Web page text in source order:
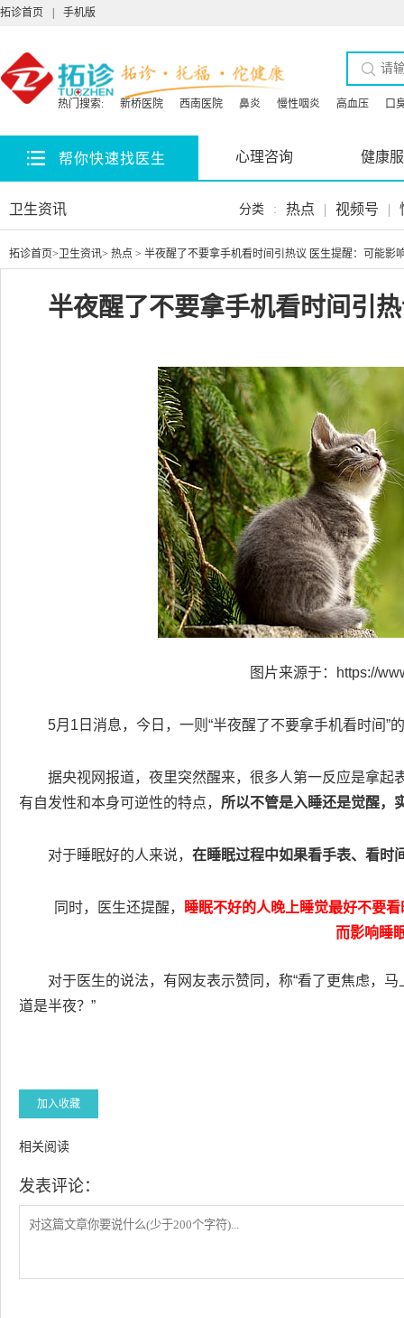
拓诊首页 手机版
热门搜索: 新桥医院 西南医院 鼻炎 慢性咽炎 高血压 口
帮你快速找医生 心理咨询 健康
卫生资讯 分类 : 热点 | 视频号 |
拓诊首页> 卫生资讯> 热点 > 半夜醒了不要拿手机看时间引热议 医生提醒：可能影
半夜醒了不要拿手机看时间引
图片来源于：https://
5月1日消息，今日，一则“半夜醒了不要拿手机看时间
据央视网报道，夜里突然醒来，很多人第一反应是拿
有自发性和本身可逆性的特点， 所以不管是入睡还是觉醒，
对于睡眠好的人来说， 在睡眠过程中如果看手表、看时
同时，医生还提醒，
睡眠不好的人晚上睡觉最好不要
而影响睡
对于医生的说法，有网友表示赞同，称“看了更焦虑，
道是半夜？”
加入收藏
相关阅读
发表评论：